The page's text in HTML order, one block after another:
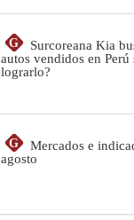
G
Surcoreana Kia
autos vendidos en
lograrlo?
G
Mercados e
agosto